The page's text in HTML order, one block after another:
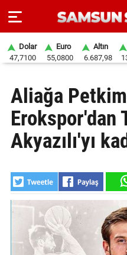
SAYFA
SAMSUN
HABER
GÜNDEM
SİYASET
EKONOMİ
Dolar
47,7100
Euro
55,0800
Altın
6.687,98
Aliağa
Erokspor'dan
Akyazılı'yı